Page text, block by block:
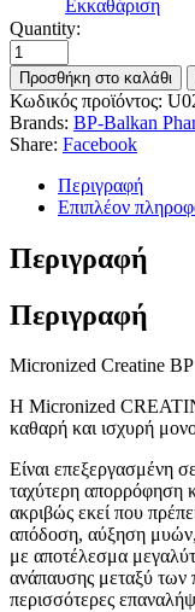
Εκκαθάριση
Quantity:
Προσθήκη στο καλάθι
Κωδικός προϊόντος:
Brands: BP-Balkan
Share: Facebook
Περιγραφή
Επιπλέον
Περιγραφή
Περιγραφή
Micronized Creatine BP
Η Micronized
καθαρή και ισχυρή
Είναι επεξεργασμένη
ταχύτερη απορρόφηση
ακριβώς εκεί που
απόδοση, αύξηση μυών,
με αποτέλεσμα
ανάπαυσης μεταξύ των
περισσότερες